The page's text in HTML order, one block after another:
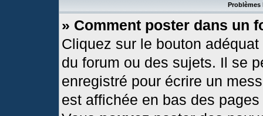
Problèmes
» Comment poster dans un
Cliquez sur le bouton
du forum ou des sujets. Il se
enregistré pour écrire un
est affichée en bas des